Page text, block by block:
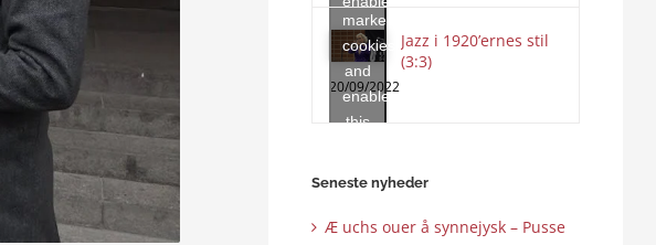
this
content
marketing
cookies
and
enable
this
Jazz i 1920’ernes stil
(3:3)
20/09/2022
Seneste nyheder
Æ uchs ouer å synnejysk – Pusse